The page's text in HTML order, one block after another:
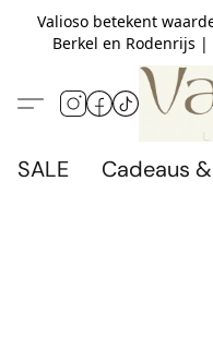
Valioso betekent
Berkel en Rodenrijs
SALE Cadeaus